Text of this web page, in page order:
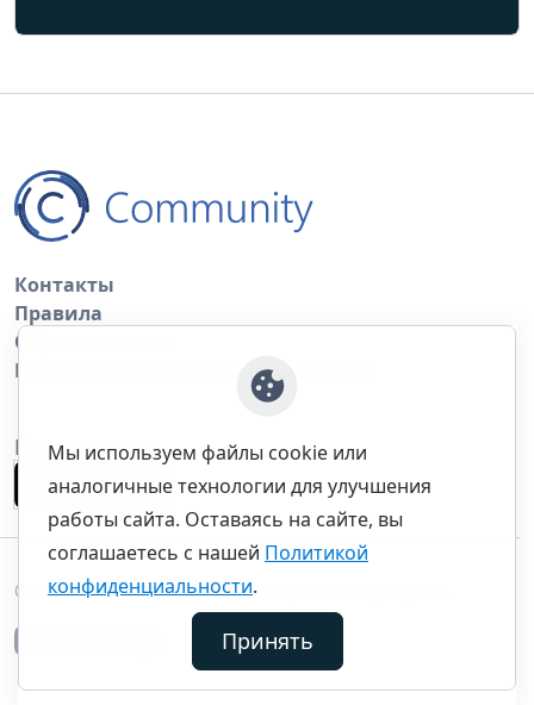
Контакты
Правила
Обратная связь
Правила копирования материалов
Приложение
©thecommunity.ru 2026. Все права защищены.
Мы используем файлы cookie или
аналогичные технологии для улучшения
работы сайта. Оставаясь на сайте, вы
соглашаетесь с нашей Политикой
конфиденциальности.
Принять